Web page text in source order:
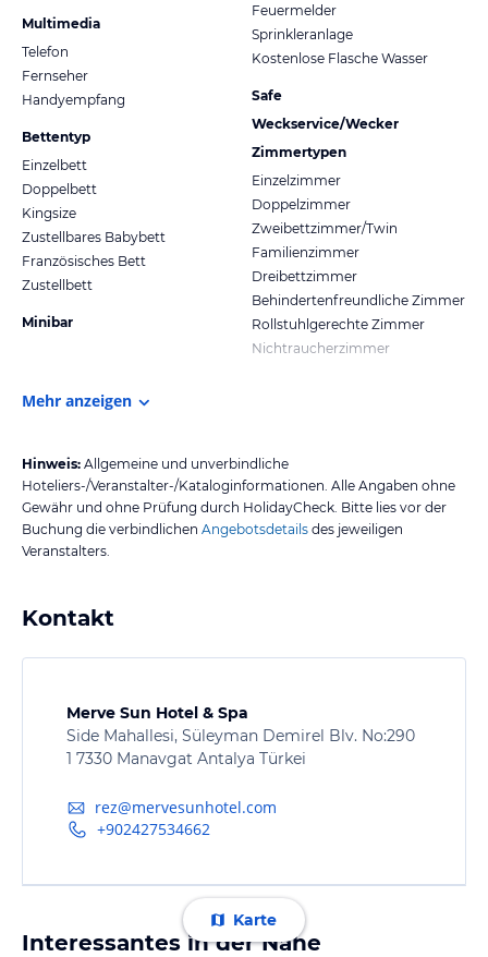
Multimedia
Telefon
Fernseher
Handyempfang
Bettentyp
Einzelbett
Doppelbett
Kingsize
Zustellbares Babybett
Französisches Bett
Zustellbett
Minibar
Feuermelder
Sprinkleranlage
Kostenlose Flasche Wasser
Safe
Weckservice/Wecker
Zimmertypen
Einzelzimmer
Doppelzimmer
Zweibettzimmer/Twin
Familienzimmer
Dreibettzimmer
Behindertenfreundliche Zimmer
Rollstuhlgerechte Zimmer
Nichtraucherzimmer
Mehr anzeigen
Hinweis: Allgemeine und unverbindliche
Hoteliers-/Veranstalter-/Kataloginformationen. Alle Angaben ohne
Gewähr und ohne Prüfung durch HolidayCheck. Bitte lies vor der
Buchung die verbindlichen Angebotsdetails des jeweiligen
Veranstalters.
Kontakt
Merve Sun Hotel & Spa
Side Mahallesi, Süleyman Demirel Blv. No:290
1 7330 Manavgat Antalya Türkei
rez@mervesunhotel.com
+902427534662
Karte
Interessantes in der Nähe